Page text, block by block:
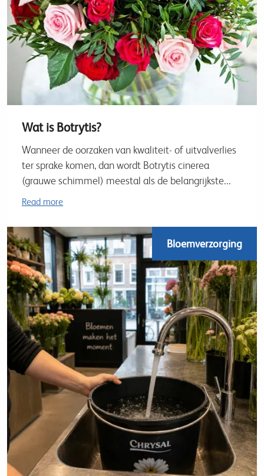
Wat is Botrytis?
Wanneer de oorzaken van kwaliteit- of uitvalverlies
ter sprake komen, dan wordt Botrytis cinerea
(grauwe schimmel) meestal als de belangrijkste...
Read more
Bloemverzorging